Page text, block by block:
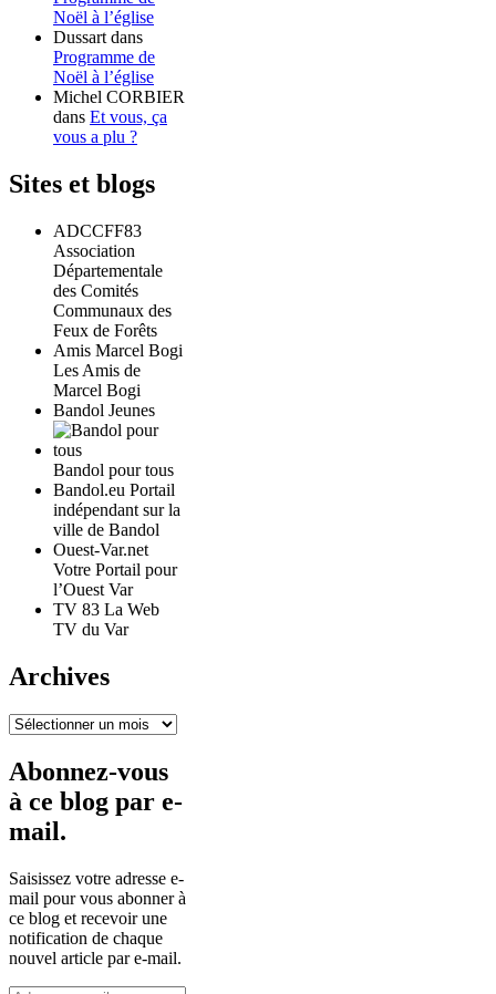
Noël à l’église
Dussart dans
Programme de
Noël à l’église
Michel CORBIER
dans Et vous, ça
vous a plu ?
Sites et blogs
ADCCFF83
Association
Départementale
des Comités
Communaux des
Feux de Forêts
Amis Marcel Bogi
Les Amis de
Marcel Bogi
Bandol Jeunes
Bandol pour tous
Bandol.eu Portail
indépendant sur la
ville de Bandol
Ouest-Var.net
Votre Portail pour
l’Ouest Var
TV 83 La Web
TV du Var
Archives
Archives
Abonnez-vous
à ce blog par e-
mail.
Saisissez votre adresse e-
mail pour vous abonner à
ce blog et recevoir une
notification de chaque
nouvel article par e-mail.